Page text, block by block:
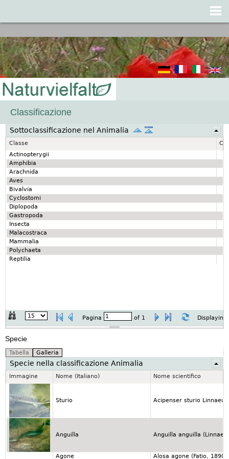
Classificazione
Sottoclassificazione nel Animalia
Classe
Actinopterygii
Amphibia
Arachnida
Aves
Bivalvia
Cyclostomi
Diplopoda
Gastropoda
Insecta
Malacostraca
Mammalia
Polychaeta
Reptilia
Pagina of 1
Specie
Specie nella classificazione Animalia
Immagine Nome (Italiano) Nome scientifico
Sturio Acipenser sturio Linnaeus
Anguilla Anguilla anguilla
Agone Alosa agone (Fatio, 1890)